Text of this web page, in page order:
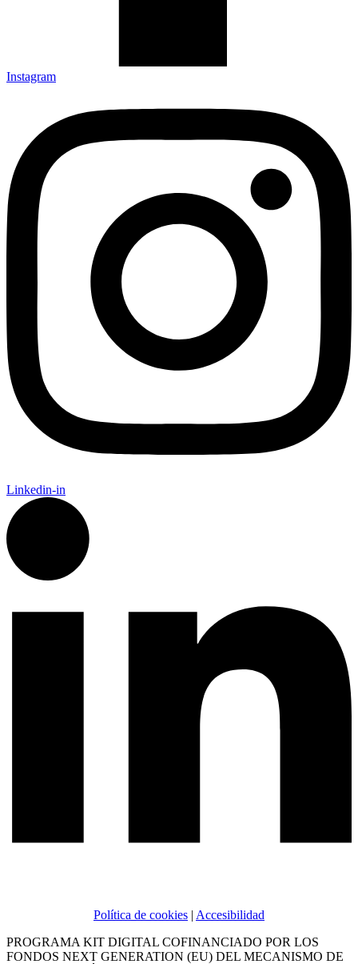
Instagram
Linkedin-in
Política de cookies | Accesibilidad
PROGRAMA KIT DIGITAL COFINANCIADO POR LOS
FONDOS NEXT GENERATION (EU) DEL MECANISMO DE